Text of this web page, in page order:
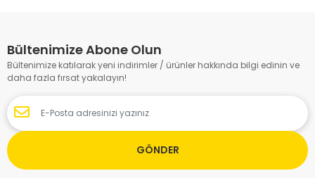
Bültenimize Abone Olun
Bültenimize katılarak yeni indirimler / ürünler hakkında bilgi edinin ve
daha fazla fırsat yakalayın!
GÖNDER